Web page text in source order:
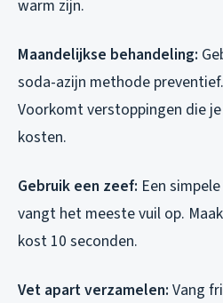
warm zijn.
Maandelijkse behandeling:
soda-azijn methode
Voorkomt verstoppingen die je
kosten.
Gebruik een zeef: Een
vangt het meeste vuil op.
kost 10 seconden.
Vet apart verzamelen: Vang